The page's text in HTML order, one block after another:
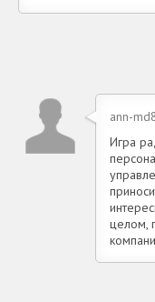
ann-
Игра
целом,